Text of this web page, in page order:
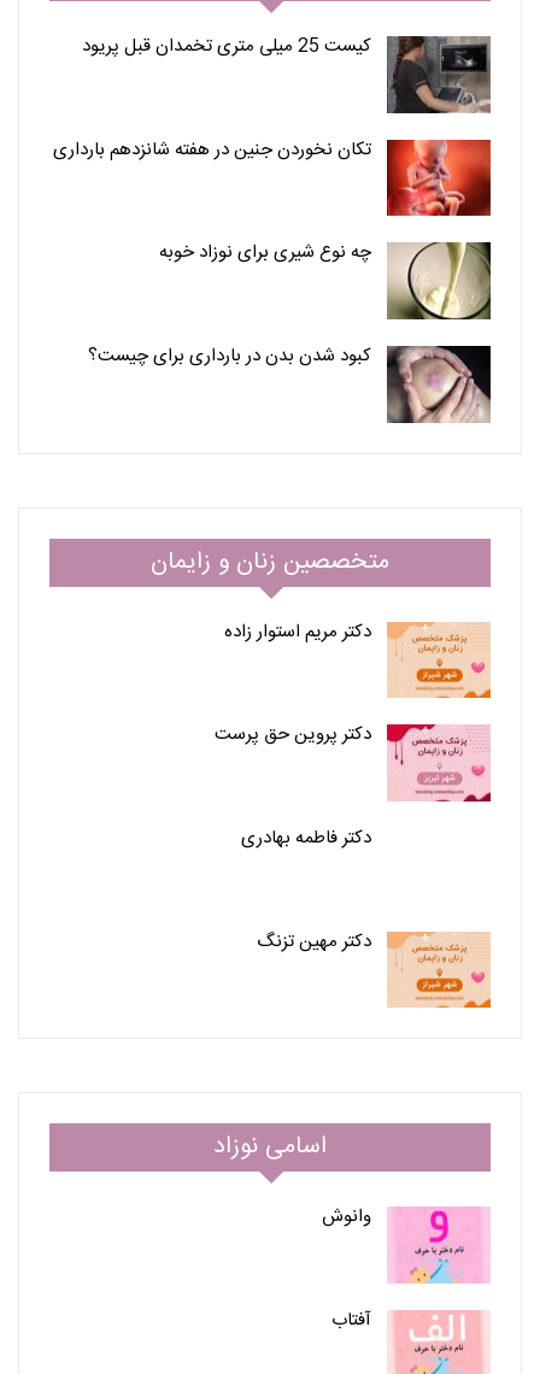
کیست 25 میلی متری تخمدان قبل پریود
تکان نخوردن جنین در هفته شانزدهم بارداری
چه نوع شیری برای نوزاد خوبه
کبود شدن بدن در بارداری برای چیست؟
متخصصین زنان و زایمان
دکتر مریم استوار زاده
دکتر پروین حق پرست
دکتر فاطمه بهادری
دکتر مهین تزنگ
اسامی نوزاد
وانوش
آفتاب